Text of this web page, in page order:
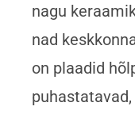
nagu
nad
on plaadid